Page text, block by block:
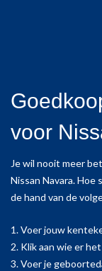
voor
Je wil nooit meer
Nissan Navara. Hoe
de hand van de
1. Voer jouw
2. Klik aan wie er
3. Voer je